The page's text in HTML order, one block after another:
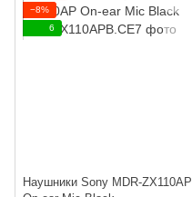
−8%
6
Наушники Sony MDR-ZX110AP